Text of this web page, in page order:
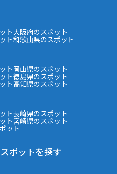
ト大阪府のスポット
ト和歌山県のスポット
ト岡山県のスポット
ト徳島県のスポット
ト高知県のスポット
ト長崎県のスポット
ト宮崎県のスポット
ット
ポットを探す